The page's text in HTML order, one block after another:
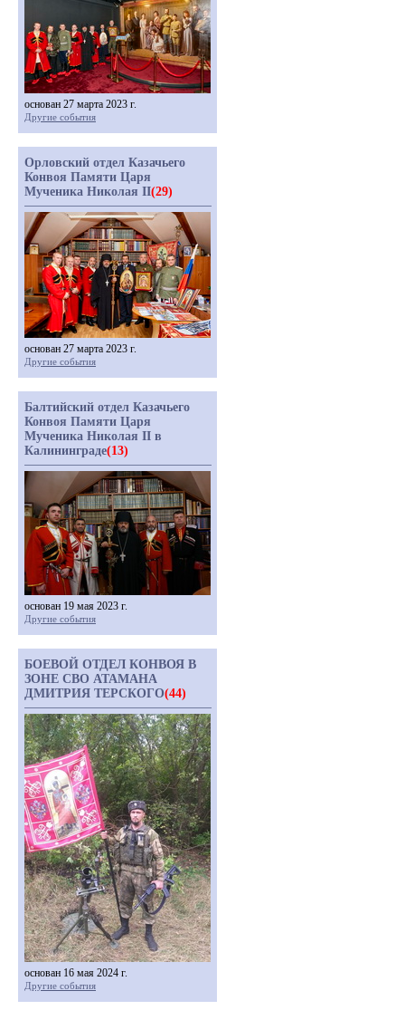
основан 27 марта 2023 г.
Другие события
Орловский отдел Казачьего
Конвоя Памяти Царя
Мученика Николая II(29)
основан 27 марта 2023 г.
Другие события
Балтийский отдел Казачьего
Конвоя Памяти Царя
Мученика Николая II в
Калининграде(13)
основан 19 мая 2023 г.
Другие события
БОЕВОЙ ОТДЕЛ КОНВОЯ В
ЗОНЕ СВО АТАМАНА
ДМИТРИЯ ТЕРСКОГО(44)
основан 16 мая 2024 г.
Другие события